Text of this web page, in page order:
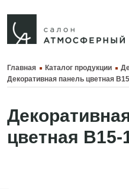
Главная Каталог продукции
Декоративная панель цветная
цветная B15-